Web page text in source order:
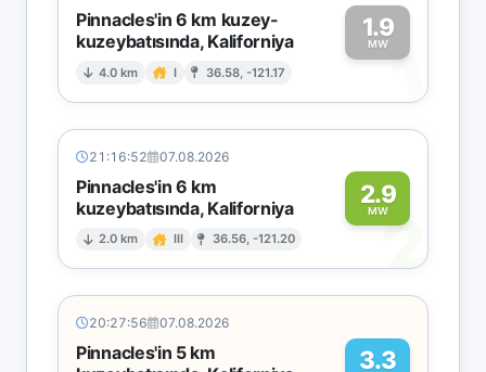
Pinnacles'in 6 km kuzey-
kuzeybatısında, Kaliforniya
4.0 km I 36.58, -121.17
1.9
MW1
21:16:52 07.08.2026
Pinnacles'in 6 km
kuzeybatısında, Kaliforniya
2.0 km III 36.56, -121.20
2.9
MW2
20:27:56 07.08.2026
Pinnacles'in 5 km
3.3